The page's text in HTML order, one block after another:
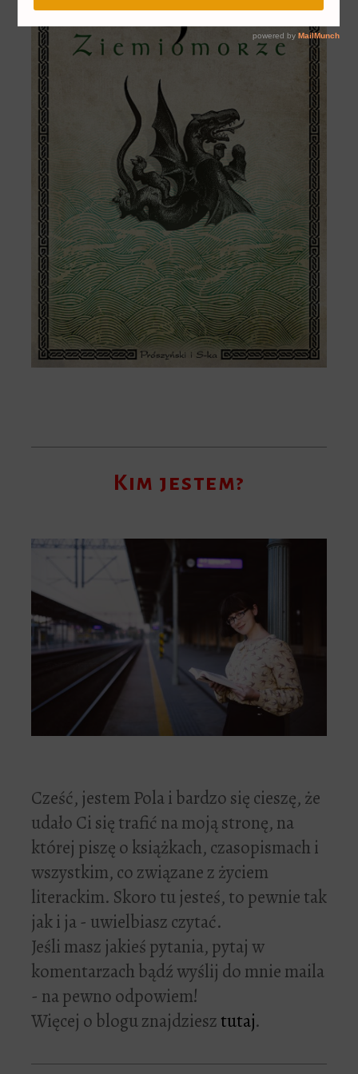
Kim jestem?
Cześć, jestem Pola i bardzo się cieszę, że
udało Ci się trafić na moją stronę, na
której piszę o książkach, czasopismach i
wszystkim, co związane z życiem
literackim. Skoro tu jesteś, to pewnie tak
jak i ja - uwielbiasz czytać.
Jeśli masz jakieś pytania, pytaj w
komentarzach bądź wyślij do mnie maila
- na pewno odpowiem!
Więcej o blogu znajdziesztutaj.